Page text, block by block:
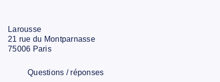
Larousse
21 rue du Montparnasse
75006 Paris
Questions / réponses